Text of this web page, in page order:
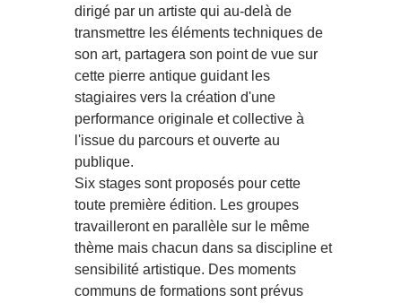
dirigé par un artiste qui au-delà de
transmettre les éléments techniques de
son art, partagera son point de vue sur
cette pierre antique guidant les
stagiaires vers la création d'une
performance originale et collective à
l'issue du parcours et ouverte au
publique.
Six stages sont proposés pour cette
toute première édition. Les groupes
travailleront en parallèle sur le même
thème mais chacun dans sa discipline et
sensibilité artistique. Des moments
communs de formations sont prévus